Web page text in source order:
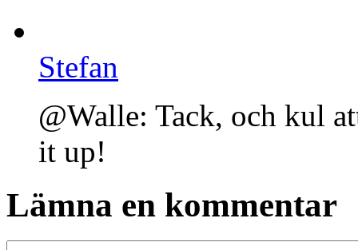
Stefan
@Walle: Tack, och kul
it up!
Lämna en kommentar